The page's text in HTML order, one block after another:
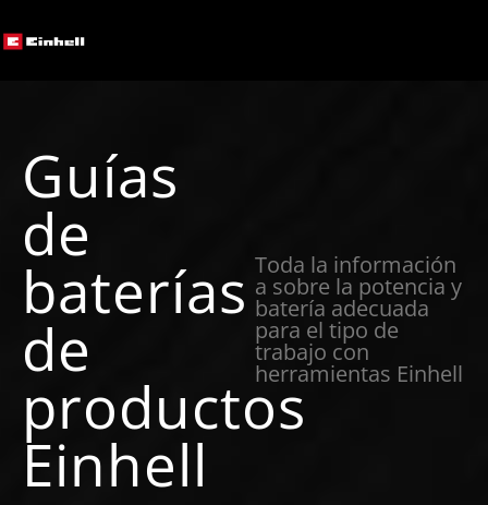
Guías
de
baterías
de
productos
Einhell
Toda la información
a sobre la potencia y
batería adecuada
para el tipo de
trabajo con
herramientas Einhell